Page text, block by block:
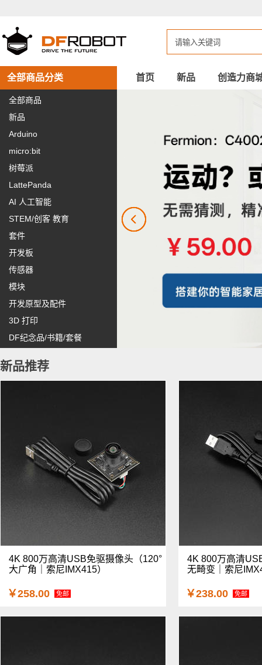
商
城-
国
内
创
客
教
育
和
机
器
人
的
造
物
工
厂
全部商品分类
全部商品
新品
Arduino
micro:bit
树莓派
LattePanda
AI 人工智能
STEM/创客 教育
套件
开发板
传感器
模块
开发原型及配件
3D 打印
DF纪念品/书籍/套餐
首页 新品 创造力商
新品推荐
4K 800万高清USB免驱摄像头（120°
大广角｜索尼IMX415）
￥258.00 免邮
4K 800万高清
无畸变｜索尼
￥238.00 免邮